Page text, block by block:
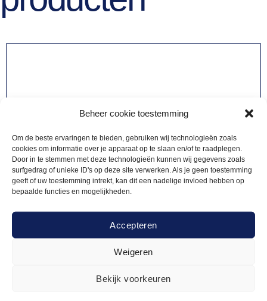
Beheer cookie toestemming
Om de beste ervaringen te bieden, gebruiken wij technologieën zoals
cookies om informatie over je apparaat op te slaan en/of te raadplegen.
Door in te stemmen met deze technologieën kunnen wij gegevens zoals
surfgedrag of unieke ID's op deze site verwerken. Als je geen toestemming
geeft of uw toestemming intrekt, kan dit een nadelige invloed hebben op
bepaalde functies en mogelijkheden.
Accepteren
Weigeren
Bekijk voorkeuren